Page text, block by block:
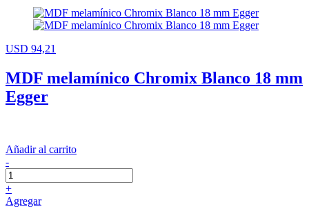
USD 94,21
MDF melamínico Chromix Blanco 18 mm
Egger
Añadir al carrito
-
+
Agregar